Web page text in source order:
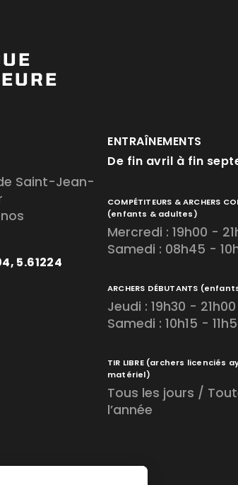
Saint-Jean-
5.61224
ENTRAÎNEMENTS
De fin avril à fin
COMPÉTITEURS & ARCHERS
(enfants & adultes)
Mercredi : 19h00 -
Samedi : 08h45 -
ARCHERS DÉBUTANTS
Jeudi : 19h30 - 21h00
Samedi : 10h15 -
TIR LIBRE (archers licenciés
matériel)
Tous les jours /
l’année